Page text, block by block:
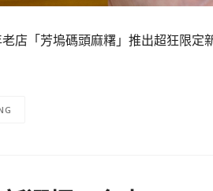
店「芳塢碼頭麻糬」推出超狂限定